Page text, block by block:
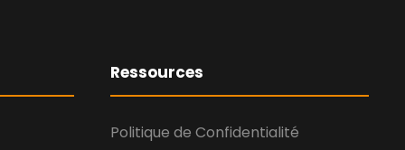
Ressources
Politique de Confidentialité